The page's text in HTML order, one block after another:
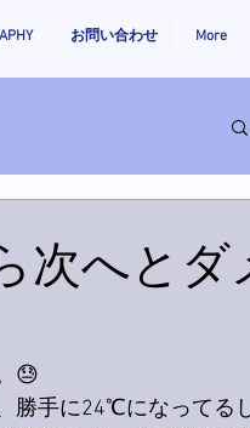
お問い合わせ More
次へとダ
😓
勝手に24℃になってるし